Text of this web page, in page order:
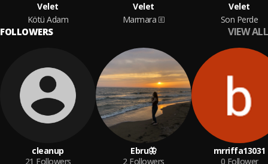
Velet
Kötü Adam
Velet
Marmara
Velet
Son Perde
FOLLOWERS VIEW ALL
cleanup
21 Followers
Ebru🦋
2 Followers
mrriffa13031
0 Follower